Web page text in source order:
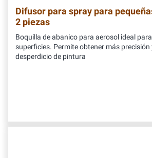
Difusor para spray para
2 piezas
Boquilla de abanico para aerosol ideal
superficies. Permite obtener más precisión
desperdicio de pintura